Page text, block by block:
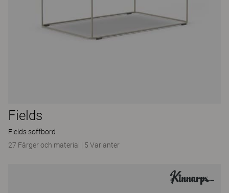
Fields
Fields soffbord
27 Färger och material | 5 Varianter